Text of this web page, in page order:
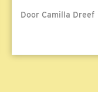
Lees meer
Door Camilla Dreef